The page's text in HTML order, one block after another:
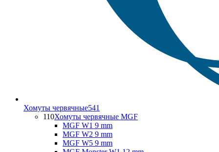
Хомуты червячные541
110Хомуты червячные MGF
MGF W1 9 mm
MGF W2 9 mm
MGF W5 9 mm